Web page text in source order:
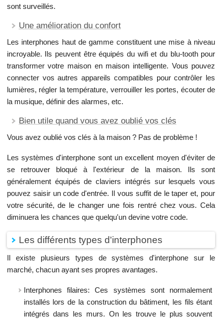
sont surveillés.
Une amélioration du confort
Les interphones haut de gamme constituent une mise à niveau
incroyable. Ils peuvent être équipés du wifi et du blu-tooth pour
transformer votre maison en maison intelligente. Vous pouvez
connecter vos autres appareils compatibles pour contrôler les
lumières, régler la température, verrouiller les portes, écouter de
la musique, définir des alarmes, etc.
Bien utile quand vous avez oublié vos clés
Vous avez oublié vos clés à la maison ? Pas de problème !
Les systèmes d'interphone sont un excellent moyen d'éviter de
se retrouver bloqué à l'extérieur de la maison. Ils sont
généralement équipés de claviers intégrés sur lesquels vous
pouvez saisir un code d'entrée. Il vous suffit de le taper et, pour
votre sécurité, de le changer une fois rentré chez vous. Cela
diminuera les chances que quelqu'un devine votre code.
Les différents types d'interphones
Il existe plusieurs types de systèmes d'interphone sur le
marché, chacun ayant ses propres avantages.
Interphones filaires: Ces systèmes sont normalement
installés lors de la construction du bâtiment, les fils étant
intégrés dans les murs. On les trouve le plus souvent